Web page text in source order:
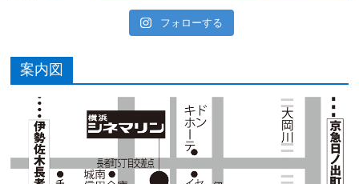
フォローする
案内図